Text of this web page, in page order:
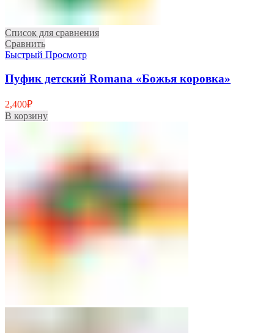
Список для сравнения
Сравнить
Быстрый Просмотр
Пуфик детский Romana «Божья коровка»
2,400₽
В корзину